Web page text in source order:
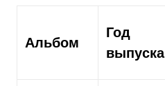
Альбом
Год
выпуска